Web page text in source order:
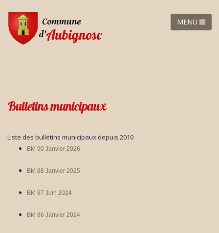
MENU
Bulletins municipaux
Liste des bulletins municipaux depuis 2010
BM 90 Janvier 2026
BM 88 Janvier 2025
BM 87 Juin 2024
BM 86 Janvier 2024